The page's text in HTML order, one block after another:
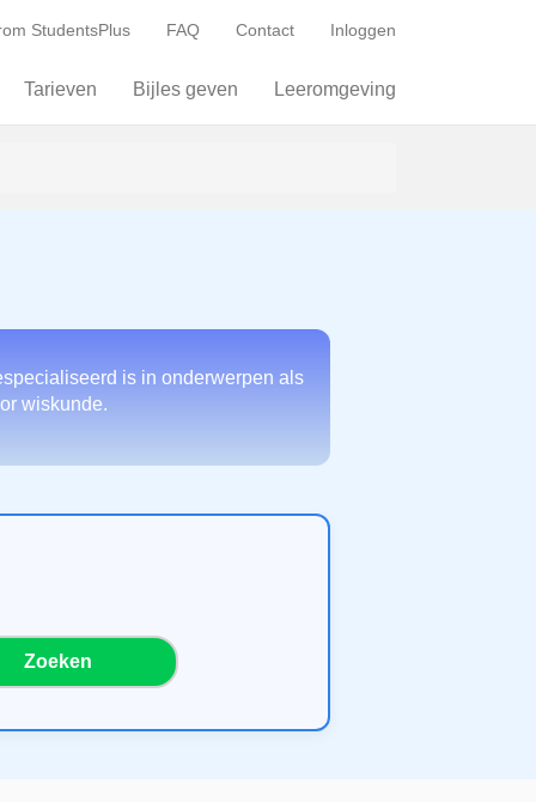
StudentsPlus FAQ Contact Inloggen
Tarieven Bijles geven Leeromgeving
is in onderwerpen als
wiskunde.
Zoeken